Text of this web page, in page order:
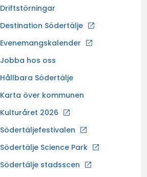
Driftstörningar
Destination Södertälje
Ö
p
n
a
y
t
f
ö
Evenemangskalender
Jobba hos oss
Ö
p
n
a
y
t
Hållbara Södertälje
Karta över kommunen
Kulturåret 2026
Södertäljefestivalen
Södertälje Science Park
Ö
p
Södertälje stadsscen